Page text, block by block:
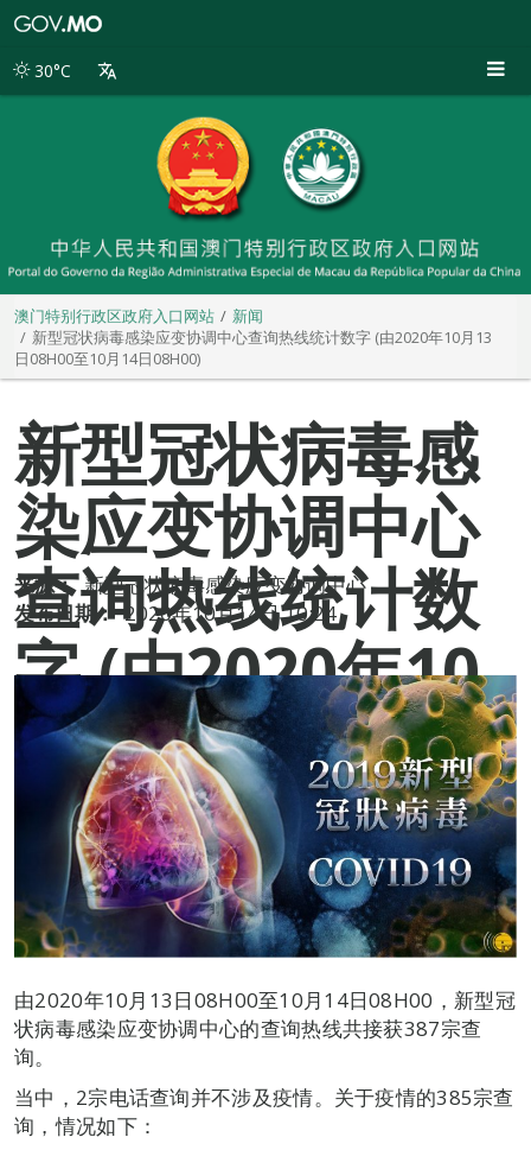
别
30°C
澳门特别行政区政府入口网站
新闻
新型冠状病毒感染应变协调中心查询热线统计数字 (由2020年10月13
日08H00至10月14日08H00)
新型冠状病毒感
染应变协调中心
查询热线统计数
字 (由2020年10
月13日08H00至
10月14日
08H00)
来源： 新型冠状病毒感染应变协调中心
发布日期： 2020年10月14日 10:24
由2020年10月13日08H00至10月14日08H00，新型冠
状病毒感染应变协调中心的查询热线共接获387宗查
询。
当中，2宗电话查询并不涉及疫情。关于疫情的385宗查
询，情况如下：